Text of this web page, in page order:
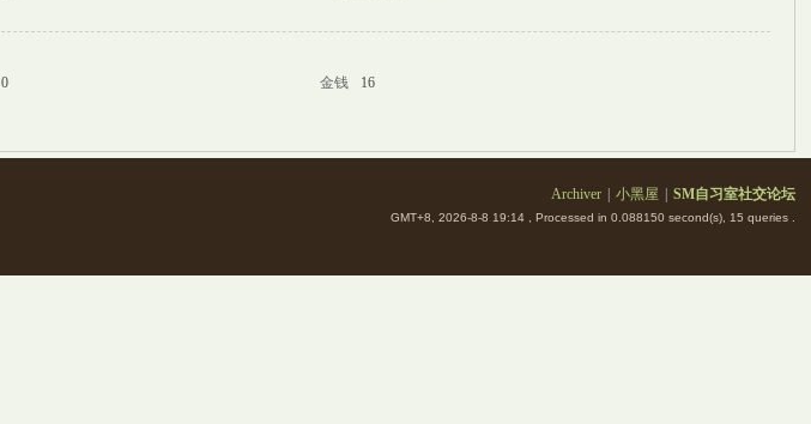
0 金钱
16
Archiver 小黑屋 SM自习室社交论坛
GMT+8, 2026-8-8 19:14, Processed in 0.088150 second(s), 15 queries .